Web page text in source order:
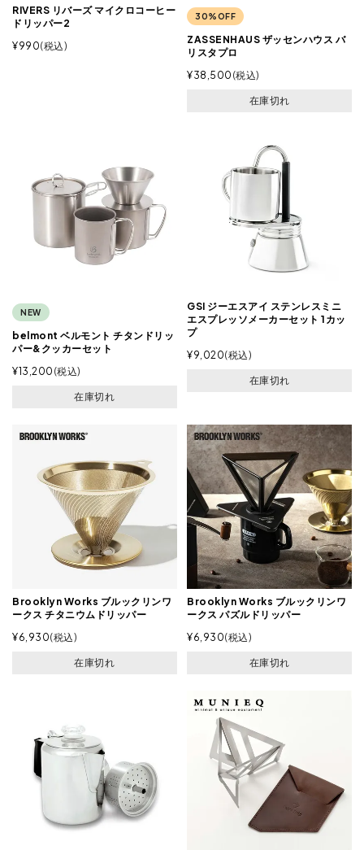
RIVERS リバーズ マイクロコーヒー
ドリッパー2
¥990 税込
30%OFF
ZASSENHAUS ザッセンハウス バ
リスタプロ
¥38,500 税込
在庫切れ
NEW
belmont ベルモント チタンドリッ
パー&クッカーセット
¥13,200 税込
在庫切れ
GSI ジーエスアイ ステンレスミニ
エスプレッソメーカーセット 1カッ
プ
¥9,020 税込
在庫切れ
Brooklyn Works ブルックリンワ
ークス チタニウムドリッパー
¥6,930 税込
在庫切れ
Brooklyn Works ブルックリンワ
ークス パズルドリッパー
¥6,930 税込
在庫切れ